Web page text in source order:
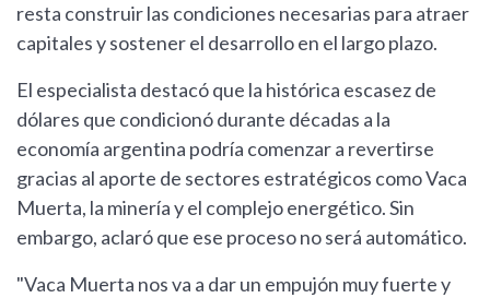
resta construir las condiciones necesarias para atraer
capitales y sostener el desarrollo en el largo plazo.
El especialista destacó que la histórica escasez de
dólares que condicionó durante décadas a la
economía argentina podría comenzar a revertirse
gracias al aporte de sectores estratégicos como Vaca
Muerta, la minería y el complejo energético. Sin
embargo, aclaró que ese proceso no será automático.
"Vaca Muerta nos va a dar un empujón muy fuerte y